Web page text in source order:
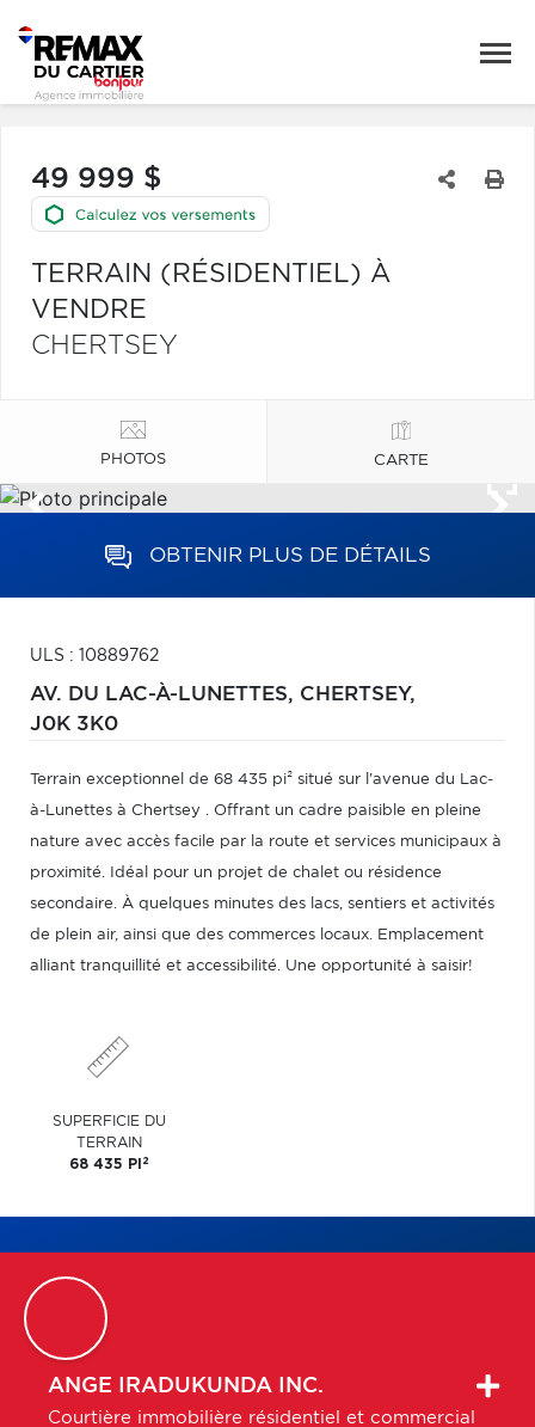
49 999 $
TERRAIN (RÉSIDENTIEL) À
VENDRE
CHERTSEY
PHOTOS CARTE
OBTENIR PLUS DE DÉTAILS
ULS : 10889762
AV. DU LAC-À-LUNETTES, CHERTSEY,
J0K 3K0
Terrain exceptionnel de 68 435 pi² situé sur l'avenue du Lac-
à-Lunettes à Chertsey . Offrant un cadre paisible en pleine
nature avec accès facile par la route et services municipaux à
proximité. Idéal pour un projet de chalet ou résidence
secondaire. À quelques minutes des lacs, sentiers et activités
de plein air, ainsi que des commerces locaux. Emplacement
alliant tranquillité et accessibilité. Une opportunité à saisir!
SUPERFICIE DU
TERRAIN
68 435 PI 2
ANGE IRADUKUNDA INC.
Courtière immobilière résidentiel et commercial